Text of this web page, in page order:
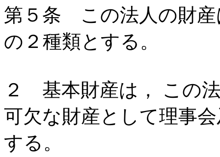
第５条 この法人の財産
の２種類とする。
２ 基本財産は， この
可欠な財産として理事
する。